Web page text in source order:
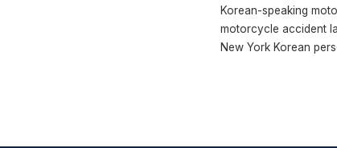
Korean-speaking
motorcycle accident
New York Korean